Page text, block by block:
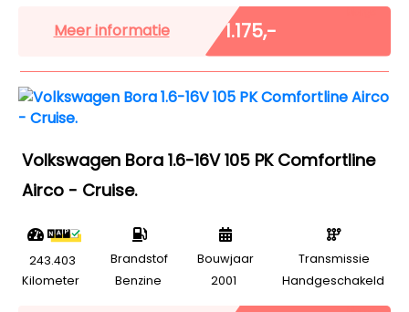
Meer informatie € 1.175,-
Volkswagen Bora 1.6-16V 105 PK Comfortline
Airco - Cruise.
243.403
Kilometer
Brandstof
Benzine
Bouwjaar
2001
Transmissie
Handgeschakeld